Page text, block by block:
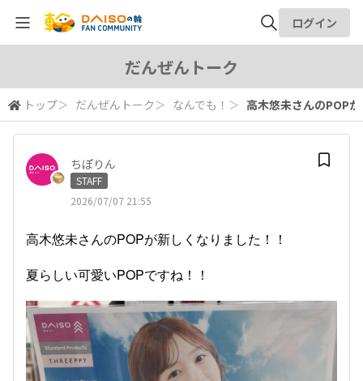
検索
ログイン
だんぜんトーク
トップ＞ だんぜんトーク ＞ なんでも！ ＞ 高木悠未さんのPOP
ちぽりん
STAFF
2026/07/07 21:55
高木悠未さんのPOPが新しくなりました！！
夏らしい可愛いPOPですね！！